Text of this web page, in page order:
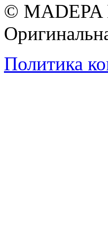
© MADEPA
Политика